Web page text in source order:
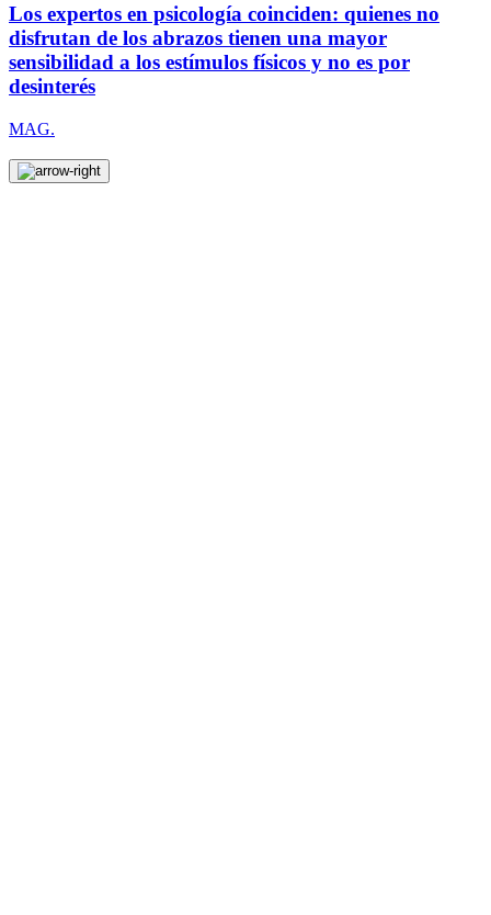
Los expertos en psicología coinciden: quienes no
disfrutan de los abrazos tienen una mayor
sensibilidad a los estímulos físicos y no es por
desinterés
MAG.